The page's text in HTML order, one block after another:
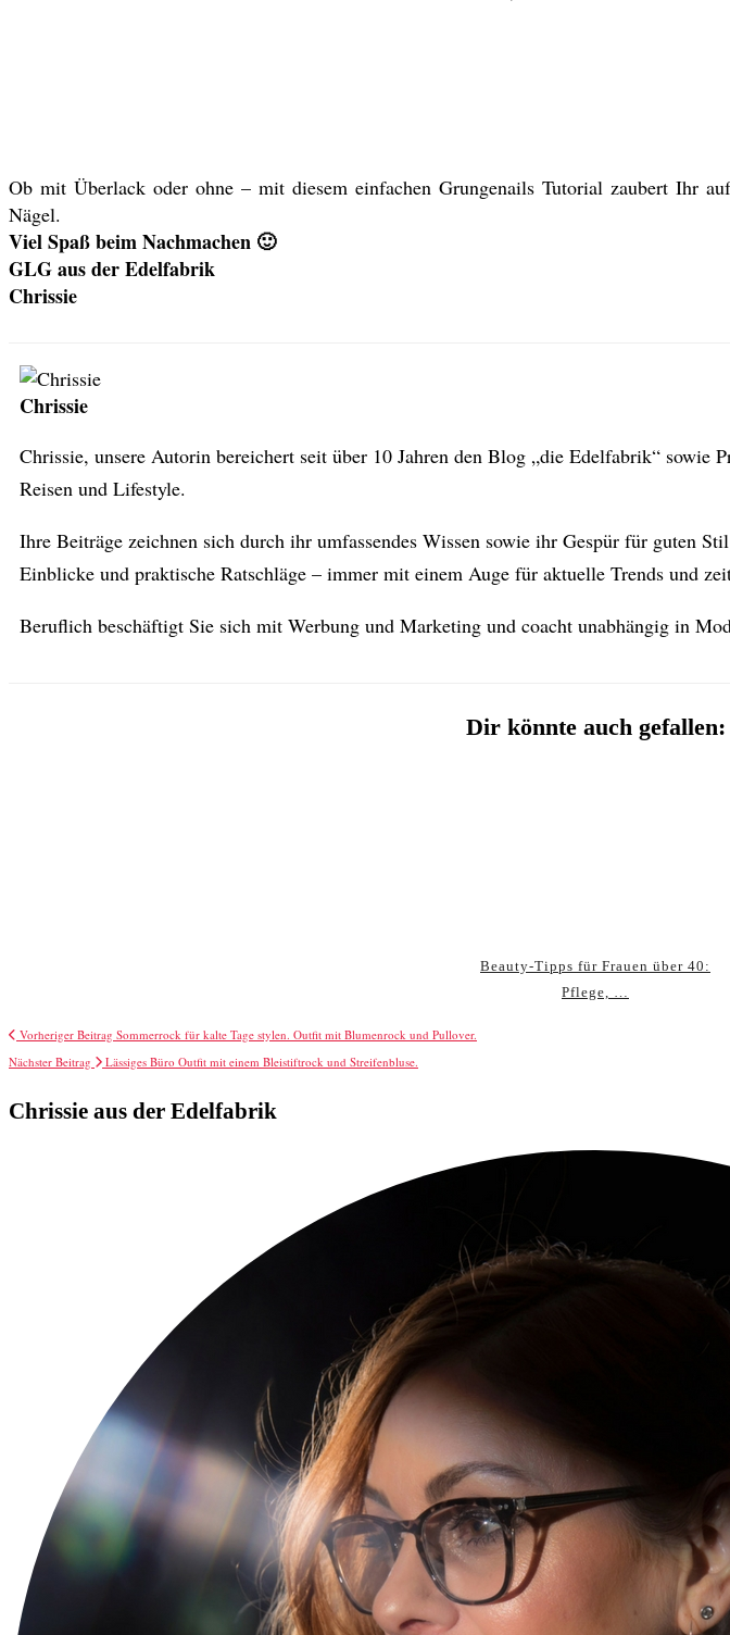
Ob mit Überlack oder ohne – mit diesem einfachen Grungenails Tutorial zaubert Ihr
Nägel.
Viel Spaß beim Nachmachen 🙂
GLG aus der Edelfabrik
Chrissie
Chrissie
Chrissie, unsere Autorin bereichert seit über 10 Jahren den Blog „die Edelfabrik“ sowie
Reisen und Lifestyle.
Ihre Beiträge zeichnen sich durch ihr umfassendes Wissen sowie ihr Gespür für guten
Einblicke und praktische Ratschläge – immer mit einem Auge für aktuelle Trends und
Beruflich beschäftigt Sie sich mit Werbung und Marketing und coacht unabhängig in
Dir könnte auch gefallen:
Beauty‑Tipps für Frauen über 40:
Pflege, …
Vorheriger Beitrag Sommerrock für kalte Tage stylen. Outfit mit Blumenrock und Pullover.
Nächster Beitrag
Lässiges Büro Outfit mit einem Bleistiftrock und Streifenbluse.
Chrissie aus der Edelfabrik